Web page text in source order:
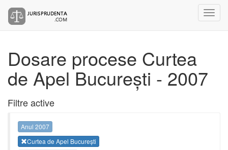
Dosare procese Curtea
de Apel București - 2007
Filtre active
Anul 2007
Curtea de Apel București